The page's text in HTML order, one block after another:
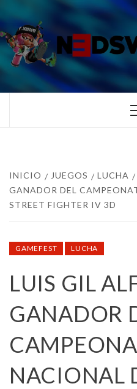
al
contenido
TUS ESPECIALISTAS
INICIO JUEGOS LUCHA
GANADOR DEL
STREET FIGHTER IV 3D
GAMEFEST LUCHA
LUIS GIL
GANADOR
NACIONAL